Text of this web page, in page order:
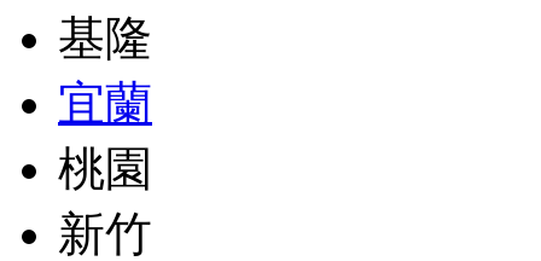
基隆
宜蘭
桃園
新竹